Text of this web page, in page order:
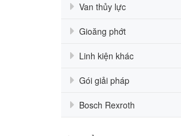
Van thủy lực
Gioăng phớt
Linh kiện khác
Gói giải pháp
Bosch Rexroth